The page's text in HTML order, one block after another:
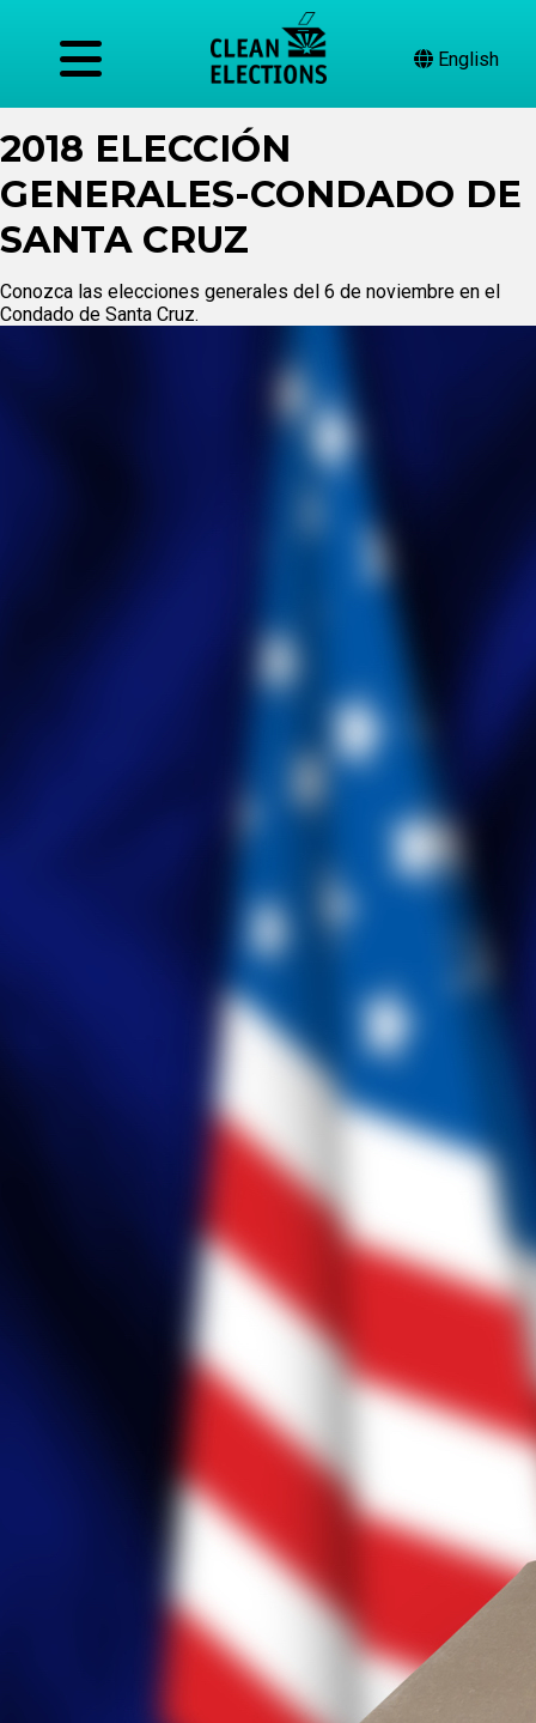
English
2018 ELECCIÓN
GENERALES-CONDADO DE
SANTA CRUZ
Conozca las elecciones generales del 6 de noviembre en el
Condado de Santa Cruz.